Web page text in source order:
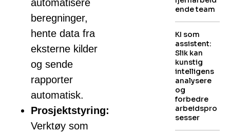
automatisere
beregninger,
hente data fra
eksterne kilder
og sende
rapporter
automatisk.
Prosjektstyring:
Verktøy som
ende team
KI som
assistent:
Slik kan
kunstig
intelligens
analysere
og
forbedre
arbeidspro
sesser